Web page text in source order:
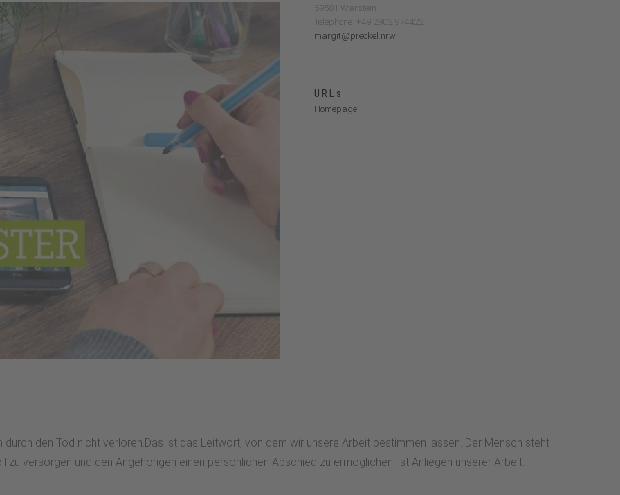
59581 Warstein
Telephone: +49 2902 974422
margit@preckel.nrw
URLs
Homepage
den Tod nicht verloren.Das ist das Leitwort, von dem wir unsere Arbeit bestimmen lassen. Der Mensch steht
versorgen und den Angehörigen einen persönlichen Abschied zu ermöglichen, ist Anliegen unserer Arbeit.